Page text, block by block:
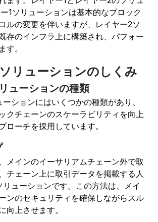
1ソリューションは基本的なブロック
ルの変更を伴いますが、レイヤー2ソ
存のインフラ上に構築され、パフォー
す。
リューションのしくみ
ューションの種類
ションにはいくつかの種類があり、
クチェーンのスケーラビリティを向上
ローチを採用しています。
メインのイーサリアムチェーン外で取
チェーン上に取引データを掲載する人
ューションです。この方法は、メイ
ンのセキュリティを確保しながらスル
向上させます。